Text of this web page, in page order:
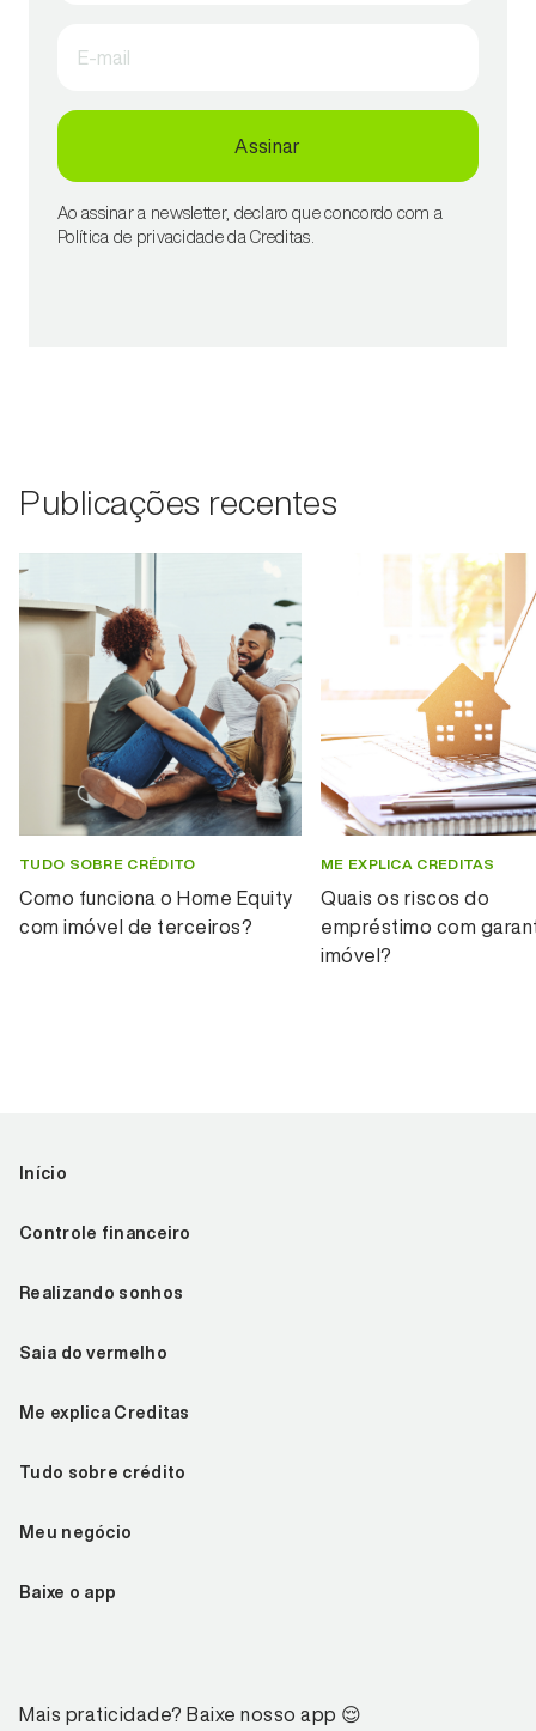
E-mail
Assinar
Ao assinar a newsletter, declaro que concordo com a
Política de privacidade da Creditas.
Publicações recentes
TUDO SOBRE CRÉDITO
Como funciona o Home Equity
com imóvel de terceiros?
ME EXPLICA CREDITAS
Quais os riscos do
empréstimo com
imóvel?
Início
Controle financeiro
Realizando sonhos
Saia do vermelho
Me explica Creditas
Tudo sobre crédito
Meu negócio
Baixe o app
Mais praticidade? Baixe nosso app 😌